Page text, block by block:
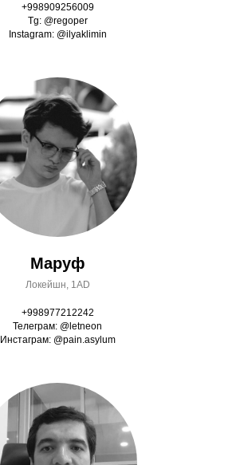
+998909256009
Tg: @regoper
Instagram: @ilyaklimin
Маруф
Локейшн, 1AD
+998977212242
Телеграм: @letneon
Инстаграм: @pain.asylum